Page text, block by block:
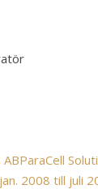
ABParaCell
jan. 2008 till juli